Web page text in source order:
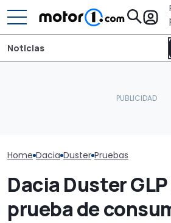
Noticias
Home Dacia Duster Pruebas
Dacia Duster
prueba de